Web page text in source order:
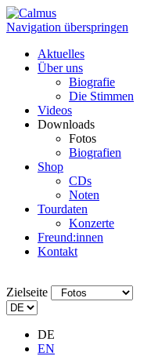
Navigation überspringen
Aktuelles
Über uns
Biografie
Die Stimmen
Videos
Downloads
Fotos
Biografien
Shop
CDs
Noten
Tourdaten
Konzerte
Freund:innen
Kontakt
Zielseite
DE
EN